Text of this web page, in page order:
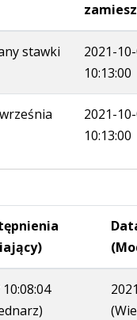
stawki
2021-
10:13:00
2021-
10:13:00